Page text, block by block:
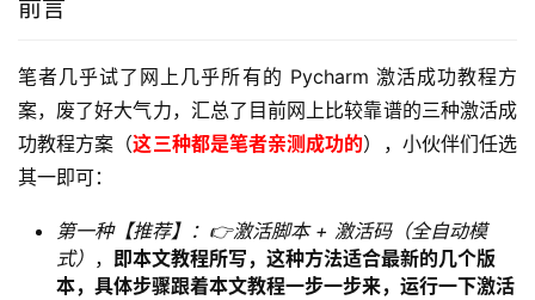
前言
笔者几乎试了网上几乎所有的 Pycharm 激活成功教程方
案，废了好大气力，汇总了目前网上比较靠谱的三种激活成
功教程方案（这三种都是笔者亲测成功的），小伙伴们任选
其一即可：
第一种【推荐】：👉激活脚本 + 激活码（全自动模
式） ， 即本文教程所写，这种方法适合最新的几个版
本，具体步骤跟着本文教程一步一步来，运行一下激活